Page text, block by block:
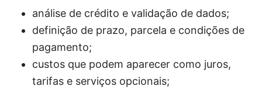
análise de crédito e validação de dados;
definição de prazo, parcela e condições de
pagamento;
custos que podem aparecer como juros,
tarifas e serviços opcionais;